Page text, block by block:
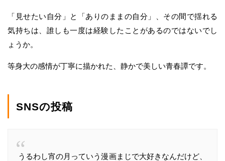
「見せたい自分」と「ありのままの自分」、その間で揺れる
気持ちは、誰しも一度は経験したことがあるのではないでし
ょうか。
等身大の感情が丁寧に描かれた、静かで美しい青春譚です。
SNSの投稿
うるわし宵の月っていう漫画まじで大好きなんだけど、